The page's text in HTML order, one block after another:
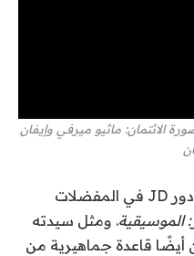
الائتمان: ماثيو ميرفي وإيفان
لقد أظهر أيضًا مداه ، حيث نشأ دور JD في المفضلات
الموسيقية. ومثل سيدته
أيضًا قاعدة جماهيرية من